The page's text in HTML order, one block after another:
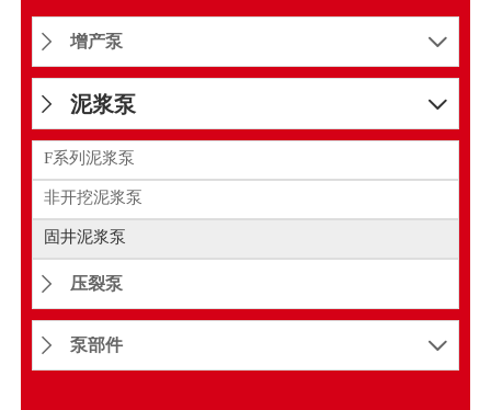
 增产泵 
 泥浆泵 
F系列泥浆泵
非开挖泥浆泵
固井泥浆泵
 压裂泵
 泵部件 